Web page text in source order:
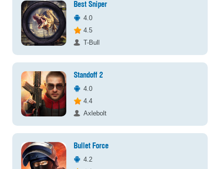
Best Sniper
4.0
4.5
T-Bull
Standoff 2
4.0
4.4
Axlebolt
Bullet Force
4.2